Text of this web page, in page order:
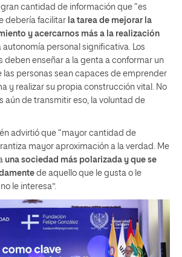
gran cantidad de información que “es
debería facilitar la tarea de mejorar la
y acercarnos más a la realización
autonomía personal significativa. Los
deben enseñar a la genta a conformar un
las personas sean capaces de emprender
y realizar su propia construcción vital. No
aún de transmitir eso, la voluntad de
advirtió que “mayor cantidad de
mayor aproximación a la verdad. Me
una sociedad más polarizada y que se
de aquello que le gusta o le
le interesa”.